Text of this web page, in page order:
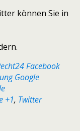
können Sie in
Facebook
Google
+1, Twitter